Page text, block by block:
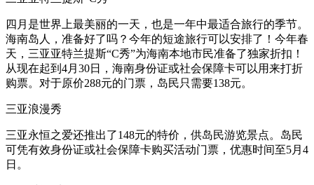
四月是世界上最美丽的一天，也是一年中最适合旅行的季节。
海南岛人，准备好了吗？今年的短途旅行可以安排了！今年春
天，三亚亚特兰提斯“C秀”为海南本地市民准备了独家折扣！
从现在起到4月30日，海南身份证或社会保障卡可以用来打折
购票。对于原价288元的门票，岛民只需要138元。
三亚浪漫秀
三亚永恒之爱还推出了148元的特价，供岛民游览景点。岛民
可凭有效身份证或社会保障卡购买活动门票，优惠时间至5月4
日。